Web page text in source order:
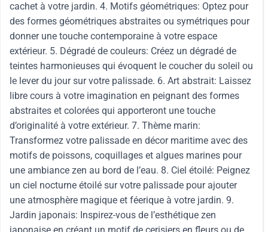
cachet à votre jardin. 4. Motifs géométriques: Optez pour
des formes géométriques abstraites ou symétriques pour
donner une touche contemporaine à votre espace
extérieur. 5. Dégradé de couleurs: Créez un dégradé de
teintes harmonieuses qui évoquent le coucher du soleil ou
le lever du jour sur votre palissade. 6. Art abstrait: Laissez
libre cours à votre imagination en peignant des formes
abstraites et colorées qui apporteront une touche
d’originalité à votre extérieur. 7. Thème marin:
Transformez votre palissade en décor maritime avec des
motifs de poissons, coquillages et algues marines pour
une ambiance zen au bord de l’eau. 8. Ciel étoilé: Peignez
un ciel nocturne étoilé sur votre palissade pour ajouter
une atmosphère magique et féerique à votre jardin. 9.
Jardin japonais: Inspirez-vous de l’esthétique zen